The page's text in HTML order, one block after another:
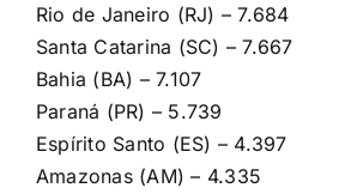
Rio de Janeiro (RJ) – 7.684
Santa Catarina (SC) – 7.667
Bahia (BA) – 7.107
Paraná (PR) – 5.739
Espírito Santo (ES) – 4.397
Amazonas (AM) – 4.335